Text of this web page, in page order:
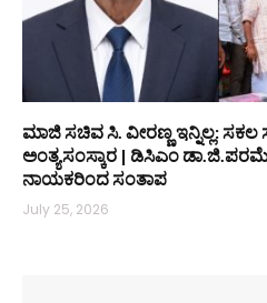
ಮಾಜಿ ಸಚಿವ ಸಿ. ವೀರಣ್ಣ ಇನ್ನಿಲ್ಲ:
ಅಂತ್ಯಸಂಸ್ಕಾರ | ಡಿಸಿಎಂ
ನಾಯಕರಿಂದ ಸಂತಾಪ
July 25, 2026